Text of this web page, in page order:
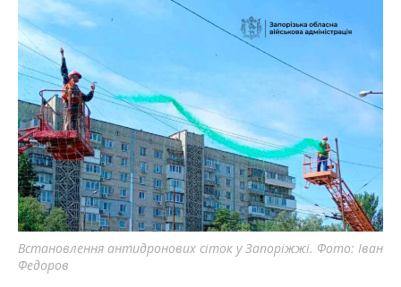
Встановлення антидронових сіток у Запоріжжі. Фото: Іван
Федоров